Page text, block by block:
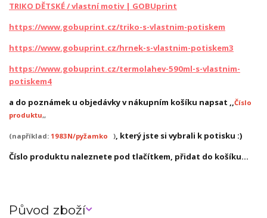
TRIKO DĚTSKÉ / vlastní motiv | GOBUprint
https://www.gobuprint.cz/triko-s-vlastnim-potiskem
https://www.gobuprint.cz/hrnek-s-vlastnim-potiskem3
https://www.gobuprint.cz/termolahev-590ml-s-vlastnim-
potiskem4
a do poznámek u objedávky v nákupním košíku napsat ,,Číslo
produktu,,
(například: 1983N/pyžamko ), který jste si vybrali k potisku :)
Číslo produktu naleznete pod tlačítkem, přidat do košíku...
Původ zboží